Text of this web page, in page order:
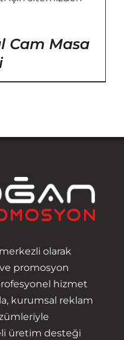
Cam Masa
olarak
ve promosyon
hizmet
kurumsal reklam
üretim desteği